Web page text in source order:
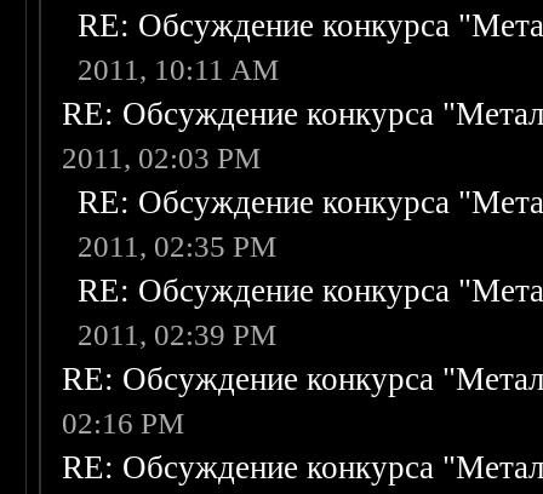
RE: Обсуждение конкурса
2011, 10:11 AM
RE: Обсуждение конкурса
2011, 02:03 PM
RE: Обсуждение конкурса
2011, 02:35 PM
RE: Обсуждение конкурса
2011, 02:39 PM
RE: Обсуждение конкурса
02:16 PM
RE: Обсуждение конкурса